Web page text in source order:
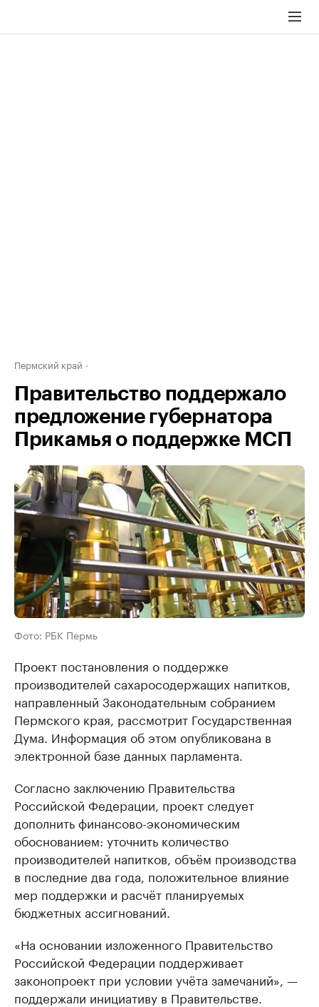
Пермский край
Правительство поддержало
предложение губернатора
Прикамья о поддержке МСП
Фото: РБК Пермь
Проект постановления о поддержке
производителей сахаросодержащих напитков,
направленный Законодательным собранием
Пермского края, рассмотрит Государственная
Дума. Информация об этом опубликована в
электронной базе данных парламента.
Согласно заключению Правительства
Российской Федерации, проект следует
дополнить финансово-экономическим
обоснованием: уточнить количество
производителей напитков, объём производства
в последние два года, положительное влияние
мер поддержки и расчёт планируемых
бюджетных ассигнований.
«На основании изложенного Правительство
Российской Федерации поддерживает
законопроект при условии учёта замечаний», —
поддержали инициативу в Правительстве.